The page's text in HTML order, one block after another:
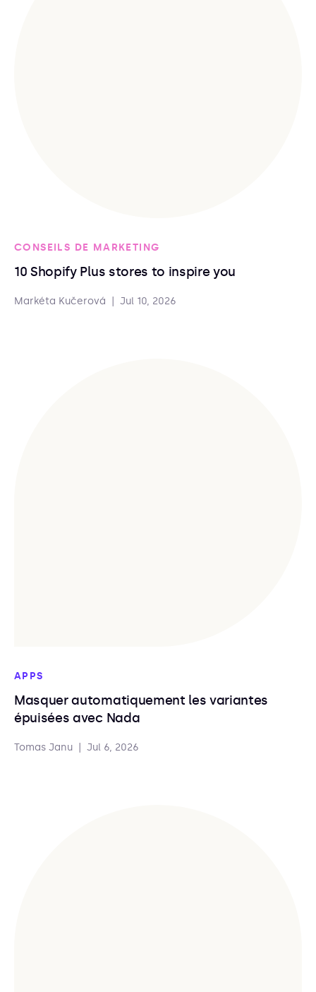
CONSEILS DE MARKETING
10 Shopify Plus stores to inspire you
Markéta Kučerová Jul 10, 2026
APPS
Masquer automatiquement les variantes
épuisées avec Nada
Tomas Janu Jul 6, 2026